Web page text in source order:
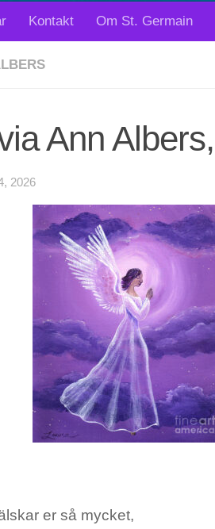
Kontakt Om St. Germain
Ann
2026
er så mycket,